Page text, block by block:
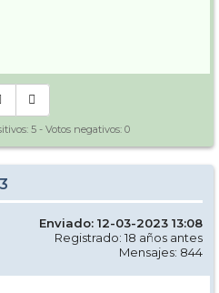
5 - Votos negativos: 0
Enviado: 12-03-2023 13:08
Registrado: 18 años antes
Mensajes: 844